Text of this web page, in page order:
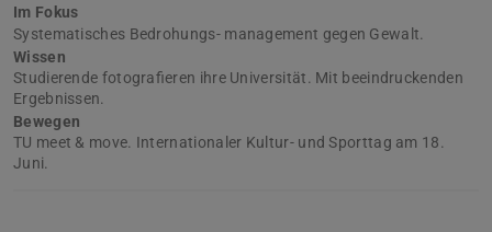
Im Fokus
Systematisches Bedrohungs- management gegen Gewalt.
Wissen
Studierende fotografieren ihre Universität. Mit beeindruckenden
Ergebnissen.
Bewegen
TU meet & move. Internationaler Kultur- und Sporttag am 18.
Juni.